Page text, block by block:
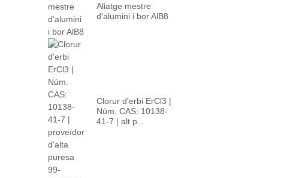
Aliatge mestre
d'alumini i bor AlB8
Clorur d'erbi ErCl3 |
Núm. CAS: 10138-
41-7 | alt p...